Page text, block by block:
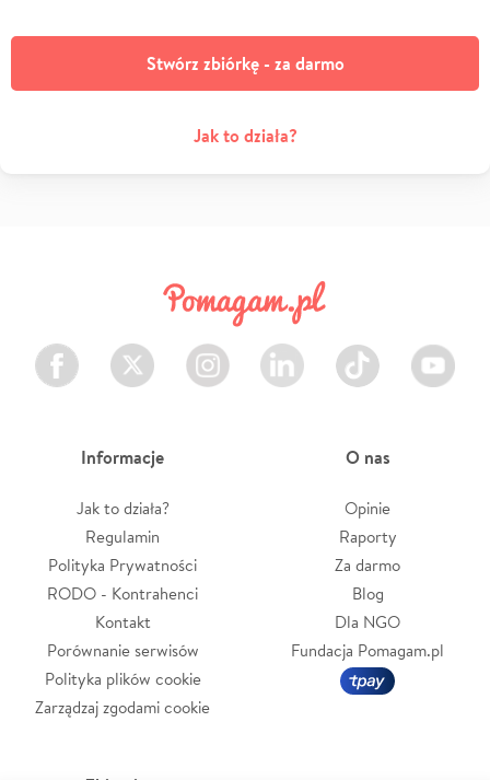
Stwórz zbiórkę - za darmo
Jak to działa?
Facebook Twitter Instagram LinkedIn TikTok Youtube
Informacje
Jak to działa?
Regulamin
Polityka Prywatności
RODO - Kontrahenci
Kontakt
Porównanie serwisów
Polityka plików cookie
Zarządzaj zgodami cookie
O nas
Opinie
Raporty
Za darmo
Blog
Dla NGO
Fundacja Pomagam.pl